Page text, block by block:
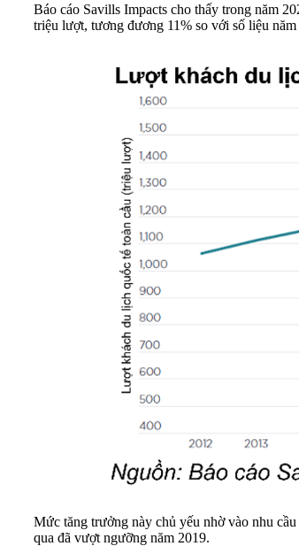
Báo cáo Savills Impacts cho thấy trong năm
triệu lượt, tương đương 11% so với số liệu năm
Mức tăng trưởng này chủ yếu nhờ vào nhu
qua đã vượt ngưỡng năm 2019.